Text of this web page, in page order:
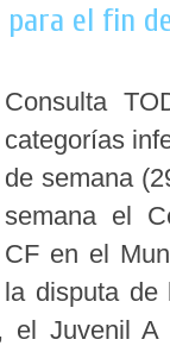
el fin
Consulta
categorías
de semana
semana el
CF en el
la disputa
el Juvenil